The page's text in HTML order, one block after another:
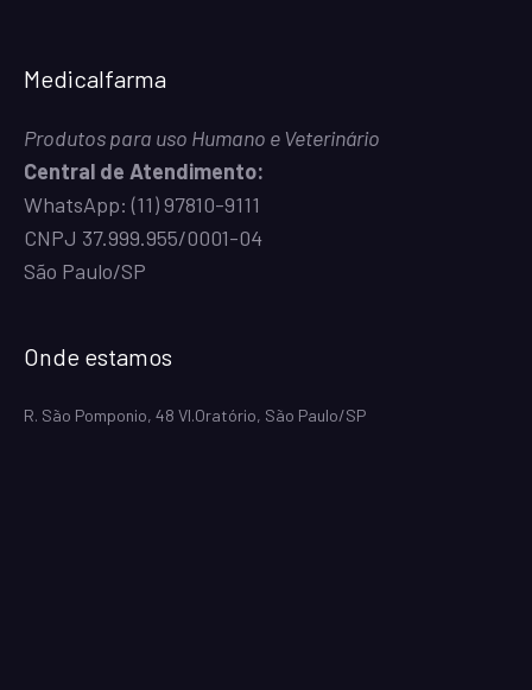
Medicalfarma
Produtos para uso Humano e Veterinário
Central de Atendimento:
WhatsApp:(11) 97810-9111
CNPJ 37.999.955/0001-04
São Paulo/SP
Onde estamos
R. São Pomponio, 48 Vl.Oratório, São Paulo/SP